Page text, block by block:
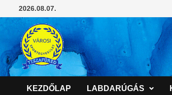
to
2026.08.07.
KEZDŐLAP LABDARÚGÁS